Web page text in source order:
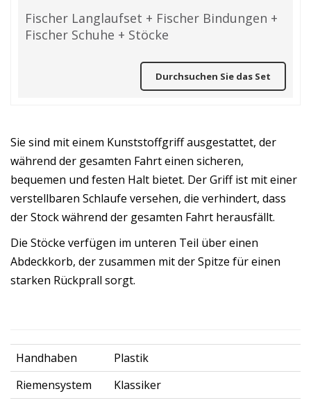
Fischer Langlaufset + Fischer Bindungen +
Fischer Schuhe + Stöcke
Durchsuchen Sie das Set
Sie sind mit einem Kunststoffgriff ausgestattet, der
während der gesamten Fahrt einen sicheren,
bequemen und festen Halt bietet. Der Griff ist mit einer
verstellbaren Schlaufe versehen, die verhindert, dass
der Stock während der gesamten Fahrt herausfällt.
Die Stöcke verfügen im unteren Teil über einen
Abdeckkorb, der zusammen mit der Spitze für einen
starken Rückprall sorgt.
Handhaben
Plastik
Riemensystem
Klassiker